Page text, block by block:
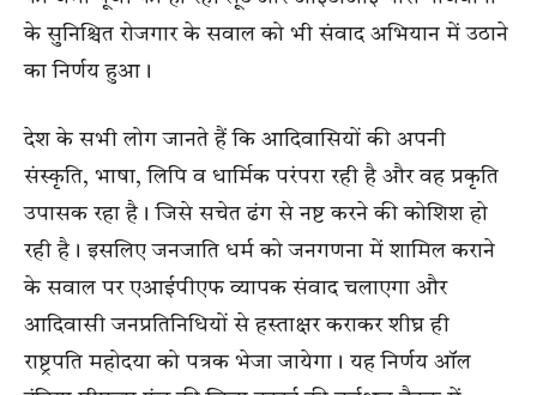
के सुनिश्चित रोजगार के सवाल को भी संवाद अभियान में उठाने
का निर्णय हुआ।
देश के सभी लोग जानते हैं कि आदिवासियों की अपनी
संस्कृति, भाषा, लिपि व धार्मिक परंपरा रही है और वह प्रकृति
उपासक रहा है। जिसे सचेत ढंग से नष्ट करने की कोशिश हो
रही है। इसलिए जनजाति धर्म को जनगणना में शामिल कराने
के सवाल पर एआईपीएफ व्यापक संवाद चलाएगा और
आदिवासी जनप्रतिनिधियों से हस्ताक्षर कराकर शीघ्र ही
राष्ट्रपति महोदया को पत्रक भेजा जायेगा। यह निर्णय ऑल